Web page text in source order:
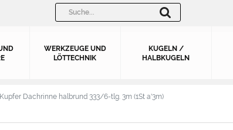
WERKZEUGE UND
LÖTTECHNIK
KUGELN /
HALBKUGELN
Kupfer Dachrinne halbrund 333/6-tlg. 3m (1St a'3m)